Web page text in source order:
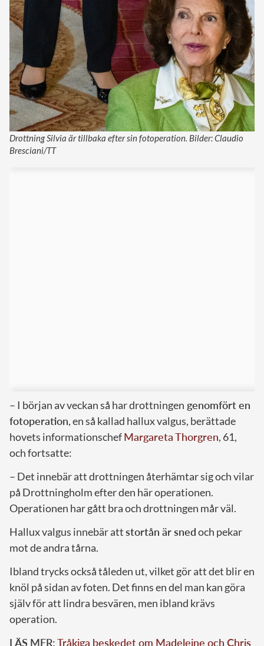
Drottning Silvia är tillbaka efter sin fotoperation. Bilder: Claudio
Bresciani/TT
– I början av veckan så har drottningen genomfört en
fotoperation, en så kallad hallux valgus, berättade
hovets informationschefMargareta Thorgren, 61,
och fortsatte:
– Det innebär att drottningen återhämtar sig och vilar
på Drottningholm efter den här operationen.
Operationen har gått bra och drottningen mår väl.
Hallux valgus innebär attstortån är snedoch pekar
mot de andra tårna.
Ibland trycks också tåleden ut, vilket gör att det blir en
knöl på sidan av foten. Det finns en del man kan göra
själv för att lindra besvären, men ibland krävs
operation.
LÄS MER:Tråkiga beskedet om Madeleine och Chris